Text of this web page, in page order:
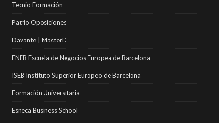
Tecnio Formación
Patrio Oposiciones
Davante | MasterD
ENEB Escuela de Negocios Europea de Barcelona
ISEB Instituto Superior Europeo de Barcelona
Formación Universitaria
Esneca Business School